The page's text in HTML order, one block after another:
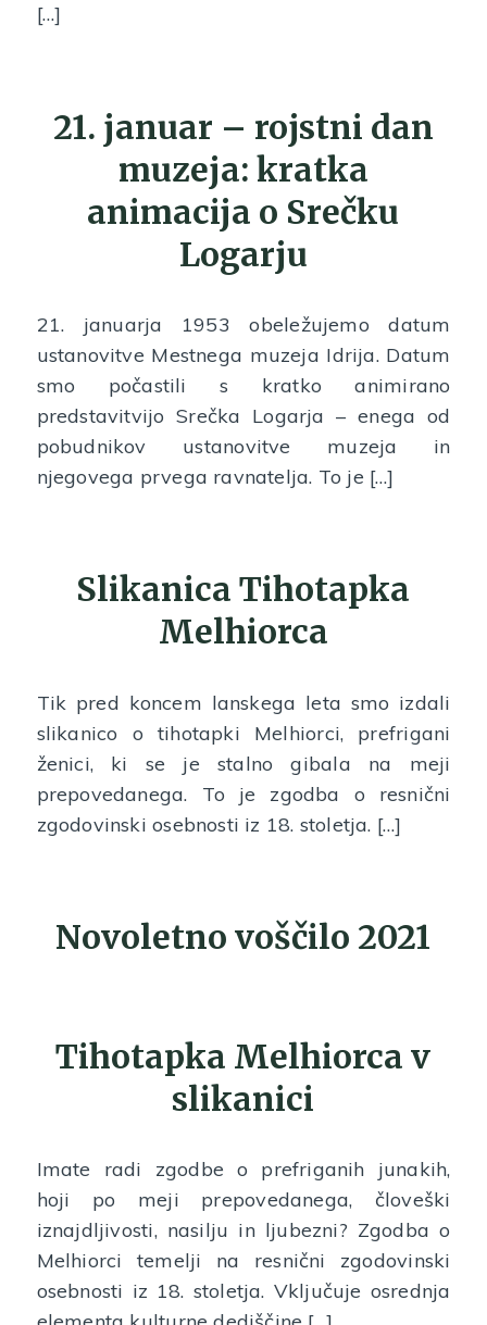
[…]
21. januar – rojstni dan
muzeja: kratka
animacija o Srečku
Logarju
21. januarja 1953 obeležujemo datum
ustanovitve Mestnega muzeja Idrija. Datum
smo počastili s kratko animirano
predstavitvijo Srečka Logarja – enega od
pobudnikov ustanovitve muzeja in
njegovega prvega ravnatelja. To je […]
Slikanica Tihotapka
Melhiorca
Tik pred koncem lanskega leta smo izdali
slikanico o tihotapki Melhiorci, prefrigani
ženici, ki se je stalno gibala na meji
prepovedanega. To je zgodba o resnični
zgodovinski osebnosti iz 18. stoletja. […]
Novoletno voščilo 2021
Tihotapka Melhiorca v
slikanici
Imate radi zgodbe o prefriganih junakih,
hoji po meji prepovedanega, človeški
iznajdljivosti, nasilju in ljubezni? Zgodba o
Melhiorci temelji na resnični zgodovinski
osebnosti iz 18. stoletja. Vključuje osrednja